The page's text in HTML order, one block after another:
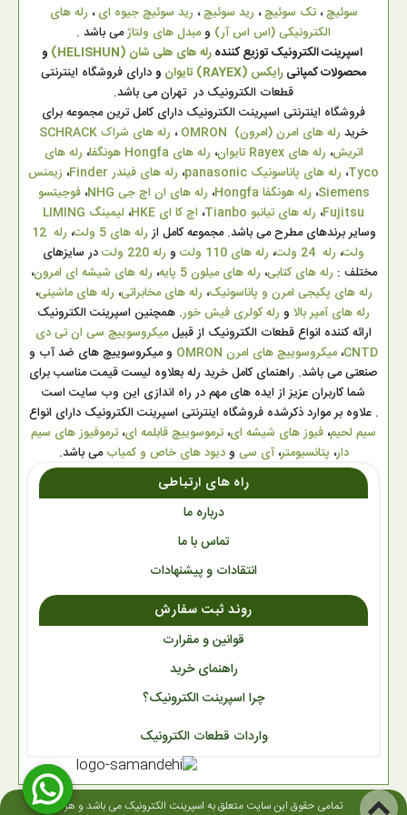
سوئیچ،تک سوئیچ، رید سوئیچ، رید سوئیچ جیوه ای، رله های
الکترونیکی (اس اس آر) ومبدل های ولتاژمی باشد .
اسپرینت الکترونیک توزیع کنندهرله های هلی شان (HELISHUN)
و
محصولات کمپانیرایکس (RAYEX) تایوان ودارای فروشگاه اینترنتی
قطعات الکترونیک در تهران می باشد.
فروشگاه اینترنتی اسپرینت الکترونیک دارای کامل ترین مجموعه برای
خرید رله های امرن (امرون) OMRON ،
رله های شراک SCHRACK
اتریش، رله های Rayex تایوان ، رله های Hongfa هونگفا ، رله های
Tyco، رله های پاناسونیک panasonic ، رله های فیندر Finder ، زیمنس
Siemens، رله هونگفا Hongfa ، رله های ان اچ جی NHG ،فوجیتسو
Fujitsu، رله های تیانبو Tianbo ، اچ کا ای HKE ، لیمینگ LIMING
وسایر برندهای مطرح می باشد. مجموعه کامل از رله های 5 ولت ،
رله 12
ولت، رله 24 ولت ، رله های 110 ولت و رله 220 ولت
در سایزهای
مختلف : رله های کتابی، رله های میلون 5 پایه ، رله های شیشه ای امرون،
رله های پکیجی امرن و پاناسونیک، رله های مخابراتی، رله های ماشینی،
رله های آمپر بالا و رله کولری فیش خور. همچنین اسپرینت الکترونیک
ارائه کننده انواع قطعات الکترونیک از قبیلمیکروسوییچ سی ان تی دی
CNTD،میکروسوییچ های امرن OMRON
و میکروسوییچ های ضد آب و
صنعتی می باشد. راهنمای کامل خرید رله بعلاوه لیست قیمت مناسب برای
شما کاربران عزیز از ایده های مهم در راه اندازی این وب سایت است
. علاوه بر موارد ذکرشده فروشگاه اینترنتی اسپرینت الکترونیک دارای انواع
سیم لحیم، فیوز های شیشه ای، ترموسوییچ قابلمه ای، ترموفیوز های سیم
دار، پتانسیومتر،آی سی ودیود های خاص و کمیابمی باشد.
راه های ارتباطی
درباره ما
تماس با ما
انتقادات و پیشنهادات
روند ثبت سفارش
قوانین و مقرارت
راهنمای خرید
چرا اسپرینت الکترونیک؟
واردات قطعات الکترونیک
تمامی حقوق این سایت متعلق به اسپرینت الکترونیک می باشد و هر